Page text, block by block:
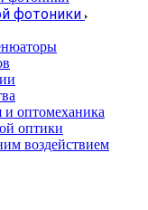
фотоники
оптомеханика
оптики
воздействием